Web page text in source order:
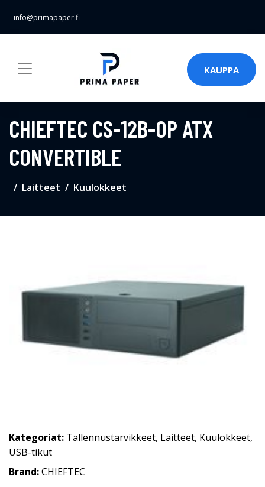
info@primapaper.fi
KAUPPA
CHIEFTEC CS-12B-OP ATX
CONVERTIBLE
Laitteet Kuulokkeet
Kategoriat: Tallennustarvikkeet, Laitteet, Kuulokkeet,
USB-tikut
Brand:CHIEFTEC